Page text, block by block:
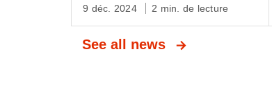
9 déc. 2024 2 min. de lecture
See all news